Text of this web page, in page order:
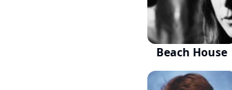
Beach House